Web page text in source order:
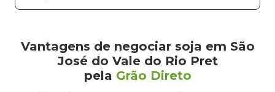
Vantagens de negociar soja em São
José do Vale do Rio Pret
pela Grão Direto